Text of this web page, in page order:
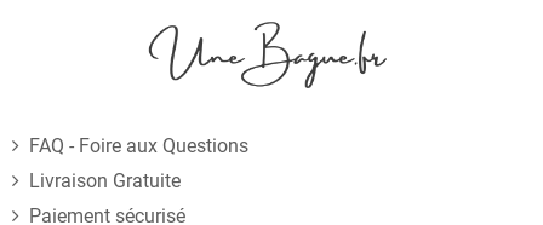
FAQ - Foire aux Questions
Livraison Gratuite
Paiement sécurisé